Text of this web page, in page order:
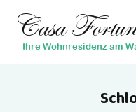
Casa
Ihre Wohnresidenz am